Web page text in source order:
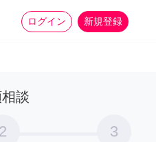
ログイン 新規登録
家事 more_horiz
談
2 3